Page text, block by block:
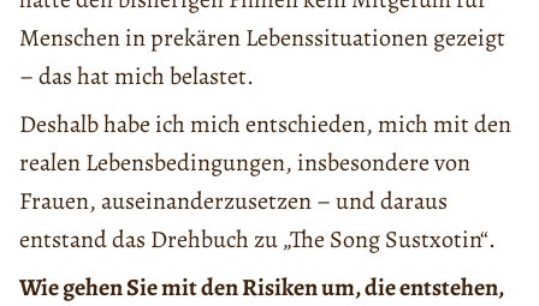
Menschen in prekären Lebenssituationen gezeigt
– das hat mich belastet.
Deshalb habe ich mich entschieden, mich mit den
realen Lebensbedingungen, insbesondere von
Frauen, auseinanderzusetzen – und daraus
entstand das Drehbuch zu „The Song Sustxotin“.
Wie gehen Sie mit den Risiken um, die entstehen,